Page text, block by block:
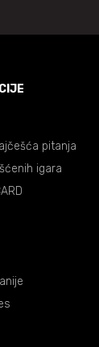
pitanja
igara